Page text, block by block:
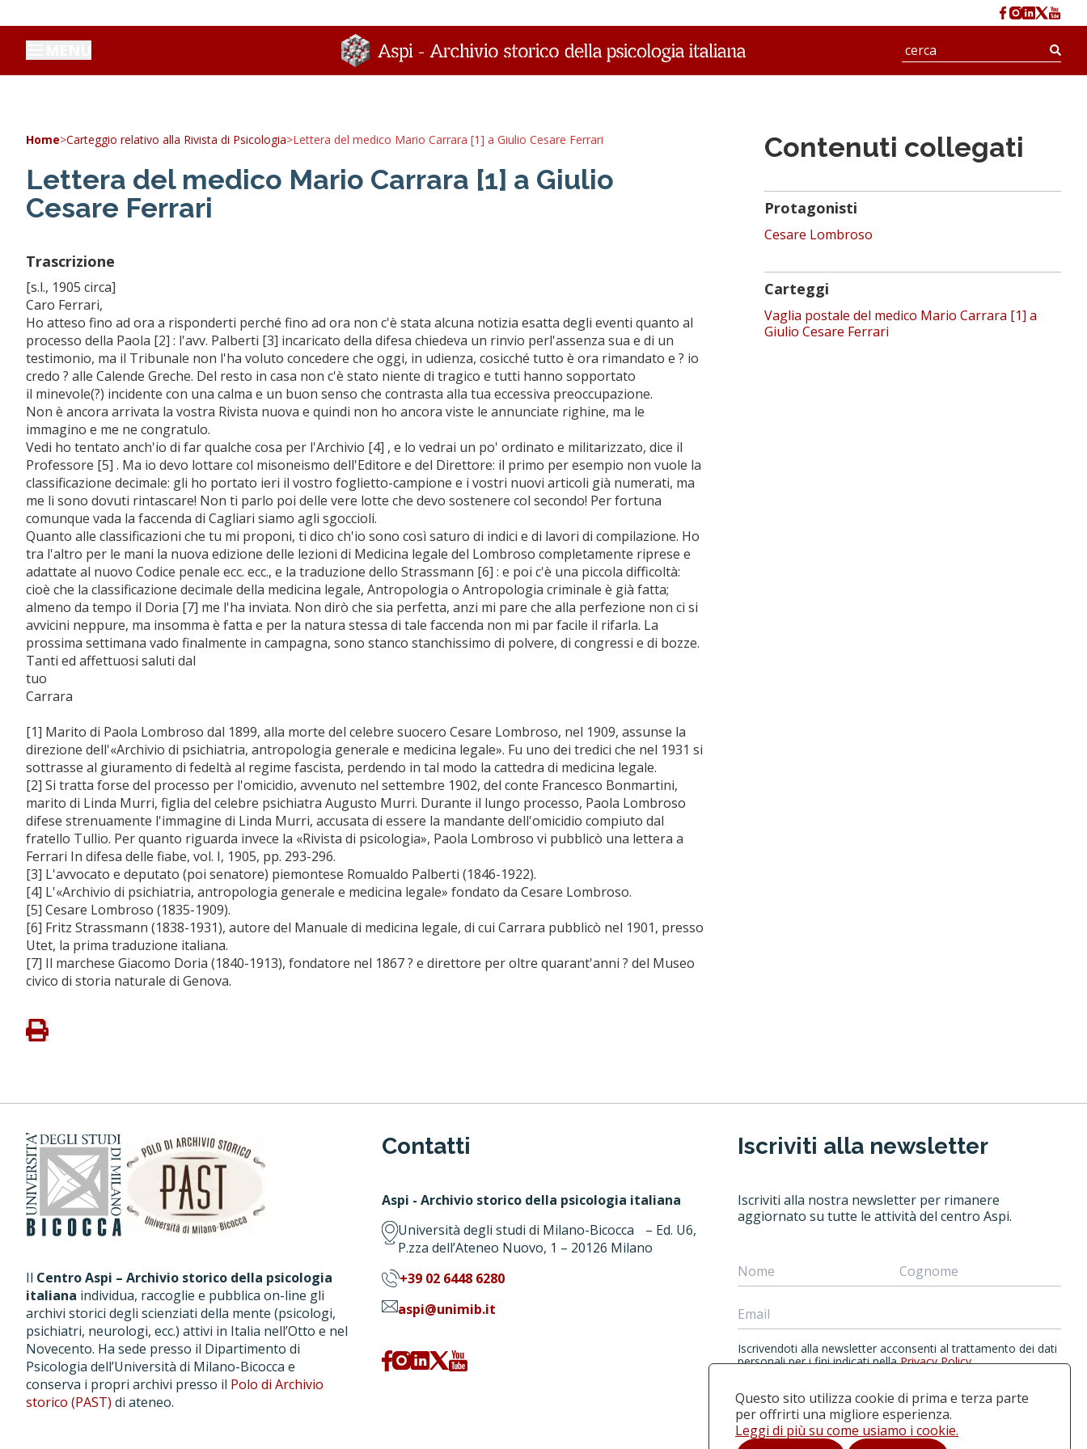
Home>Carteggio relativo alla Rivista di Psicologia>Lettera del medico Mario Carrara [1] a Giulio Cesare Ferrari
Lettera del medico Mario Carrara [1] a Giulio
Cesare Ferrari
Trascrizione
[s.l., 1905 circa]
Caro Ferrari,
Ho atteso fino ad ora a risponderti perché fino ad ora non c'è stata alcuna notizia esatta degli eventi quanto al
processo della Paola [2] : l'avv. Palberti [3] incaricato della difesa chiedeva un rinvio perl'assenza sua e di un
testimonio, ma il Tribunale non l'ha voluto concedere che oggi, in udienza, cosicché tutto è ora rimandato e ? io
credo ? alle Calende Greche. Del resto in casa non c'è stato niente di tragico e tutti hanno sopportato
il minevole(?) incidente con una calma e un buon senso che contrasta alla tua eccessiva preoccupazione.
Non è ancora arrivata la vostra Rivista nuova e quindi non ho ancora viste le annunciate righine, ma le
immagino e me ne congratulo.
Vedi ho tentato anch'io di far qualche cosa per l'Archivio [4] , e lo vedrai un po' ordinato e militarizzato, dice il
Professore [5] . Ma io devo lottare col misoneismo dell'Editore e del Direttore: il primo per esempio non vuole la
classificazione decimale: gli ho portato ieri il vostro foglietto-campione e i vostri nuovi articoli già numerati, ma
me li sono dovuti rintascare! Non ti parlo poi delle vere lotte che devo sostenere col secondo! Per fortuna
comunque vada la faccenda di Cagliari siamo agli sgoccioli.
Quanto alle classificazioni che tu mi proponi, ti dico ch'io sono così saturo di indici e di lavori di compilazione. Ho
tra l'altro per le mani la nuova edizione delle lezioni di Medicina legale del Lombroso completamente riprese e
adattate al nuovo Codice penale ecc. ecc., e la traduzione dello Strassmann [6] : e poi c'è una piccola difficoltà:
cioè che la classificazione decimale della medicina legale, Antropologia o Antropologia criminale è già fatta;
almeno da tempo il Doria [7] me l'ha inviata. Non dirò che sia perfetta, anzi mi pare che alla perfezione non ci si
avvicini neppure, ma insomma è fatta e per la natura stessa di tale faccenda non mi par facile il rifarla. La
prossima settimana vado finalmente in campagna, sono stanco stanchissimo di polvere, di congressi e di bozze.
Tanti ed affettuosi saluti dal
tuo
Carrara
[1] Marito di Paola Lombroso dal 1899, alla morte del celebre suocero Cesare Lombroso, nel 1909, assunse la
direzione dell'«Archivio di psichiatria, antropologia generale e medicina legale». Fu uno dei tredici che nel 1931 si
sottrasse al giuramento di fedeltà al regime fascista, perdendo in tal modo la cattedra di medicina legale.
[2] Si tratta forse del processo per l'omicidio, avvenuto nel settembre 1902, del conte Francesco Bonmartini,
marito di Linda Murri, figlia del celebre psichiatra Augusto Murri. Durante il lungo processo, Paola Lombroso
difese strenuamente l'immagine di Linda Murri, accusata di essere la mandante dell'omicidio compiuto dal
fratello Tullio. Per quanto riguarda invece la «Rivista di psicologia», Paola Lombroso vi pubblicò una lettera a
Ferrari In difesa delle fiabe, vol. I, 1905, pp. 293-296.
[3] L'avvocato e deputato (poi senatore) piemontese Romualdo Palberti (1846-1922).
[4] L'«Archivio di psichiatria, antropologia generale e medicina legale» fondato da Cesare Lombroso.
[5] Cesare Lombroso (1835-1909).
[6] Fritz Strassmann (1838-1931), autore del Manuale di medicina legale, di cui Carrara pubblicò nel 1901, presso
Utet, la prima traduzione italiana.
[7] Il marchese Giacomo Doria (1840-1913), fondatore nel 1867 ? e direttore per oltre quarant'anni ? del Museo
civico di storia naturale di Genova.
Contenuti collegati
Protagonisti
Cesare Lombroso
Carteggi
Vaglia postale del medico Mario Carrara [1] a
Giulio Cesare Ferrari
Il Centro Aspi – Archivio storico della psicologia
italiana individua, raccoglie e pubblica on-line gli
archivi storici degli scienziati della mente (psicologi,
psichiatri, neurologi, ecc.) attivi in Italia nell’Otto e nel
Novecento. Ha sede presso il Dipartimento di
Psicologia dell’Università di Milano-Bicocca e
conserva i propri archivi presso il Polo di Archivio
storico (PAST) di ateneo.
Contatti
Aspi - Archivio storico della psicologia italiana
Università degli studi di Milano-Bicocca – Ed. U6,
P.zza dell’Ateneo Nuovo, 1 – 20126 Milano
+39 02 6448 6280
aspi@unimib.it
Iscriviti alla newsletter
Iscriviti alla nostra newsletter per rimanere
aggiornato su tutte le attività del centro Aspi.
Iscrivendoti alla newsletter acconsenti al trattamento dei dati
personali per i fini indicati nellaPrivacy Policy.
ISCRIVITI ALLA NEWSLETTER
Questo sito utilizza cookie di prima e terza parte
per offrirti una migliore esperienza.
Leggi di più su come usiamo i cookie.